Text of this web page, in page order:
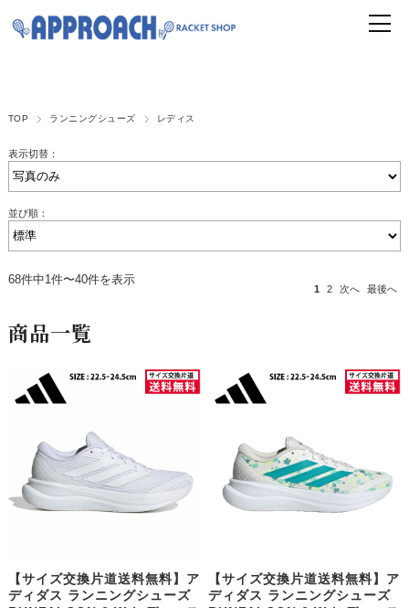
TOP ランニングシューズ レディス
表示切替：
並び順：
68件中1件〜40件を表示
1 2 次へ 最後へ
商品一覧
【サイズ交換片道送料無料】ア
ディダス ランニングシューズ
【サイズ交換片道送料無料】ア
ディダス ランニングシューズ